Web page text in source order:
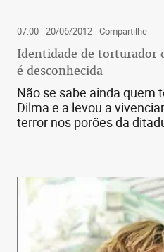
07:00 - 20/06/2012- Compartilhe
Identidade de torturador
é desconhecida
Não se sabe ainda quem
Dilma e a levou a
terror nos porões da